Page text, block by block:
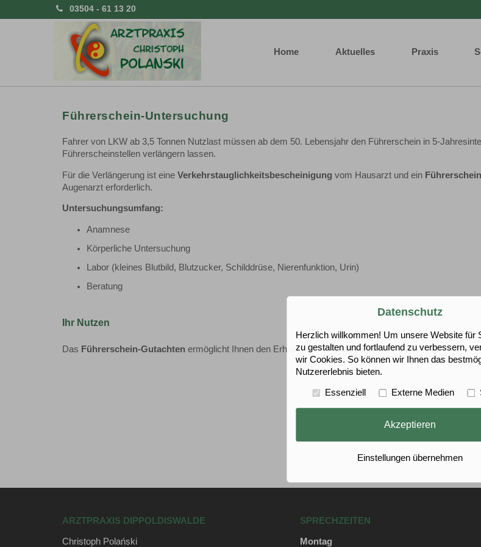
03504 - 61 13 20
Home Aktuelles Praxis
Führerschein-Untersuchung
Fahrer von LKW ab 3,5 Tonnen Nutzlast müssen ab dem 50. Lebensjahr den Führerschein in 5-
Führerscheinstellen verlängern lassen.
Für die Verlängerung ist eine Verkehrstauglichkeitsbescheinigung vom Hausarzt und ein
Augenarzt erforderlich.
Untersuchungsumfang:
Anamnese
Körperliche Untersuchung
Labor (kleines Blutbild, Blutzucker, Schilddrüse, Nierenfunktion, Urin)
Beratung
Ihr Nutzen
Das Führerschein-Gutachten ermöglicht Ihnen den Erhalt der Fahrerlaubnis für LKW und eine kleine
ARZTPRAXIS DIPPOLDISWALDE
Christoph Polański
SPRECHZEITEN
Montag
Datenschutz
Herzlich willkommen! Um unsere Website für
zu gestalten und fortlaufend zu verbessern,
wir Cookies. So können wir Ihnen das
Nutzererlebnis bieten.
Essenziell Externe Medien
Akzeptieren
Einstellungen übernehmen